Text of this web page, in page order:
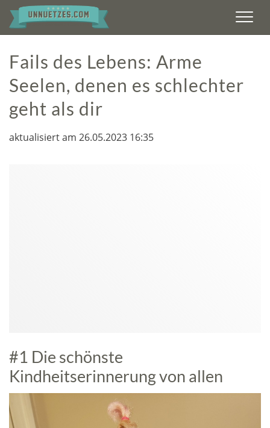
Fails des Lebens: Arme
Seelen, denen es schlechter
geht als dir
aktualisiert am 26.05.2023 16:35
#1 Die schönste
Kindheitserinnerung von allen